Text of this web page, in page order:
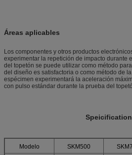
Áreas aplicables
Los componentes y otros productos
experimentar la repetición de impacto durante
del topetón se puede utilizar como método
del diseño es satisfactoria o como método de
espécimen experimentará la aceleración
con pulso estándar durante la prueba del
Modelo SKM500